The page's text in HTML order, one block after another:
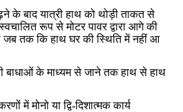
के बाद यात्री हाथ को थोड़ी ताकत से
रूप से मोटर पावर द्वारा आगे की
तक कि हाथ घर की स्थिति में नहीं आ
बाधाओं के माध्यम से जाने तक हाथ से हाथ
में मोनो या द्वि-दिशात्मक कार्य